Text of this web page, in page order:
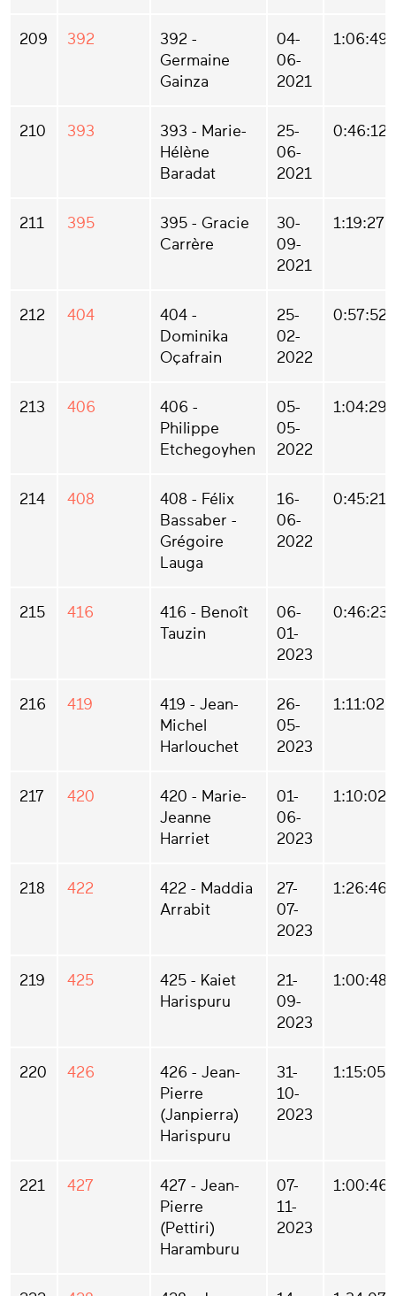
209 392
392 -
Germaine
Gainza
04-
06-
2021
1:06:49
210 393
393 - Marie-
Hélène
Baradat
25-
06-
2021
0:46:12
211 395
395 - Gracie
Carrère
30-
09-
2021
1:19:27
212 404
404 -
Dominika
Oçafrain
25-
02-
2022
0:57:52
213 406
406 -
Philippe
Etchegoyhen
05-
05-
2022
1:04:29
214 408
408 - Félix
Bassaber -
Grégoire
Lauga
16-
06-
2022
0:45:21
215 416
416 - Benoît
Tauzin
06-
01-
2023
0:46:23
216 419
419 - Jean-
Michel
Harlouchet
26-
05-
2023
1:11:02
217 420
420 - Marie-
Jeanne
Harriet
01-
06-
2023
1:10:02
218 422
422 - Maddia
Arrabit
27-
07-
2023
1:26:46
219 425
425 - Kaiet
Harispuru
21-
09-
2023
1:00:48
220 426
426 - Jean-
Pierre
(Janpierra)
Harispuru
31-
10-
2023
1:15:05
221 427
427 - Jean-
Pierre
(Pettiri)
Haramburu
07-
11-
2023
1:00:46